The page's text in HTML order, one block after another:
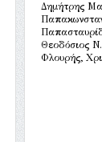
Δημήτρης
Θεοδόσιος
Φλουρής,